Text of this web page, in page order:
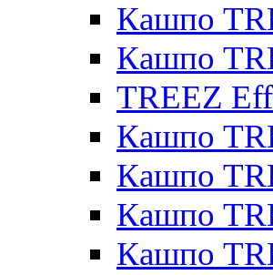
Кашпо
Кашпо
TREEZ
Кашпо
Кашпо
Кашпо
Кашпо